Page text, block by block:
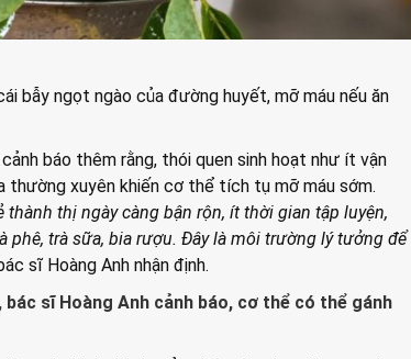
bẫy ngọt ngào của đường huyết, mỡ máu nếu ăn
báo thêm rằng, thói quen sinh hoạt như ít vận
thường xuyên khiến cơ thể tích tụ mỡ máu sớm.
thị ngày càng bận rộn, ít thời gian tập luyện,
phê, trà sữa, bia rượu. Đây là môi trường lý tưởng để
sĩ Hoàng Anh nhận định.
sĩ Hoàng Anh cảnh báo, cơ thể có thể gánh